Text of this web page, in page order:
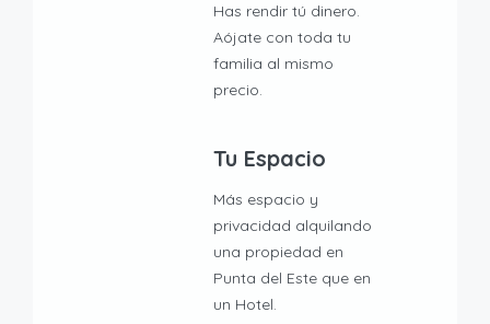
Has rendir tú dinero.
Aójate con toda tu
familia al mismo
precio.
Tu Espacio
Más espacio y
privacidad alquilando
una propiedad en
Punta del Este que en
un Hotel.